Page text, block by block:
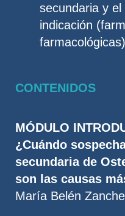
secundaria y
indicación
farmacológicas)
CONTENIDOS
MÓDULO
¿Cuándo
secundaria de
son las causas
María Belén